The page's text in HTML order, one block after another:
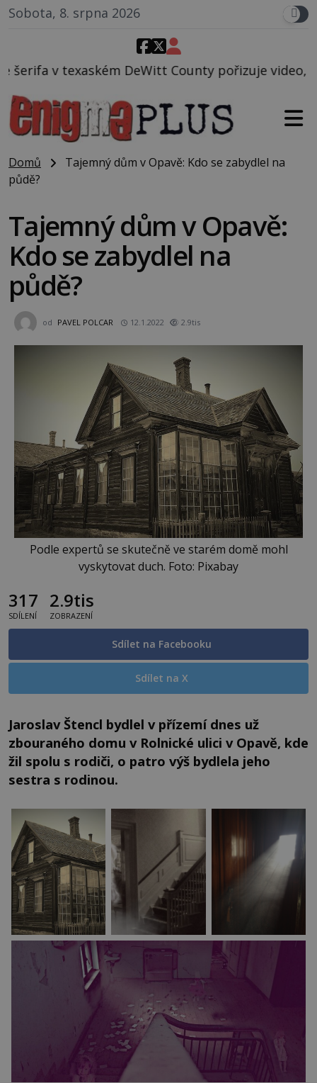
Sobota, 8. srpna 2026
DeWitt County pořizuje video, na kterém před
Domů
Tajemný dům v Opavě: Kdo se zabydlel na
půdě?
Tajemný dům v Opavě:
Kdo se zabydlel na
půdě?
od PAVEL POLCAR 12.1.2022 2.9tis
Podle expertů se skutečně ve starém domě mohl
vyskytovat duch. Foto: Pixabay
317
SDÍLENÍ
2.9tis
ZOBRAZENÍ
Sdílet na Facebooku
Sdílet na X
Jaroslav Štencl bydlel v přízemí dnes už
zbouraného domu v Rolnické ulici v Opavě, kde
žil spolu s rodiči, o patro výš bydlela jeho
sestra s rodinou.